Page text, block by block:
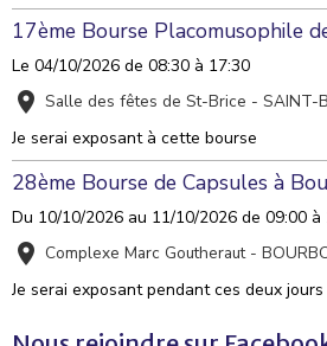
17ème Bourse Placomusophile
Le 04/10/2026 de 08:30 à 17:30
Salle des fêtes de St-Brice - SAINT-
Je serai exposant à cette bourse
28ème Bourse de Capsules à
Du 10/10/2026 au 11/10/2026 de 09:00 à
Complexe Marc Goutheraut -
Je serai exposant pendant ces deux jours